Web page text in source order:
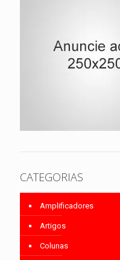
CATEGORIAS
Amplificadores
Artigos
Colunas